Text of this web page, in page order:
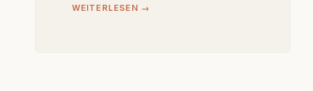
WEITERLESEN →